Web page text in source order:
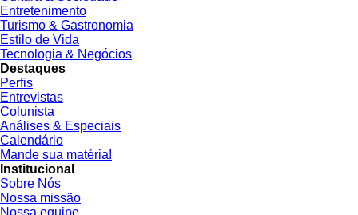
Entretenimento
Turismo & Gastronomia
Estilo de Vida
Tecnologia & Negócios
Destaques
Perfis
Entrevistas
Colunista
Análises & Especiais
Calendário
Mande sua matéria!
Institucional
Sobre Nós
Nossa missão